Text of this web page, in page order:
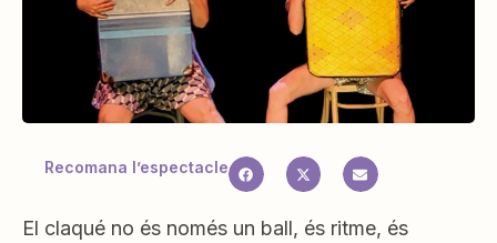
Recomana l’espectacle
El claqué no és només un ball, és ritme, és